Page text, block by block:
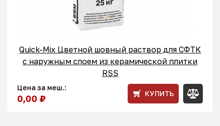
Quick-Mix Цветной шовный раствор для СФТК
с наружным слоем из керамической плитки
RSS
Цена за меш.:
0,00 ₽ КУПИТЬ